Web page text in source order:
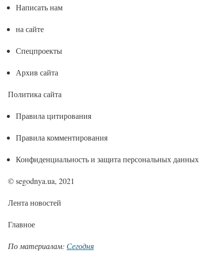
Написать нам
на сайте
Спецпроекты
Архив сайта
Политика сайта
Правила цитирования
Правила комментирования
Конфиденциальность и защита персональных данных
© segodnya.ua, 2021
Лента новостей
Главное
По материалам: Сегодня